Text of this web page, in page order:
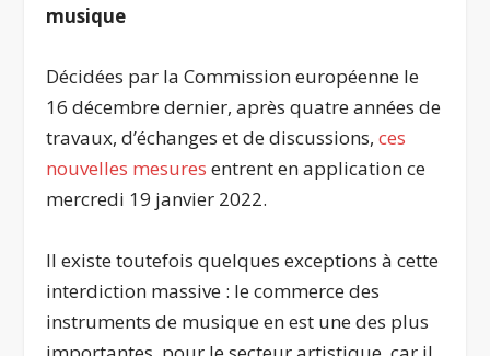
musique
Décidées par la Commission européenne le
16 décembre dernier, après quatre années de
travaux, d’échanges et de discussions,ces
nouvelles mesures entrent en application ce
mercredi 19 janvier 2022.
Il existe toutefois quelques exceptions à cette
interdiction massive : le commerce des
instruments de musique en est une des plus